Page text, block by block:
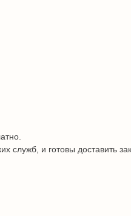
служб, и готовы доставить